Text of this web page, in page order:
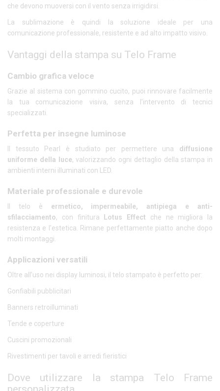
che devono muoversi con il vento senza irrigidirsi.
La sublimazione è quindi la soluzione ideale per una
comunicazione professionale, resistente e ad alto impatto visivo.
Vantaggi della stampa su Telo Frame
Cambio grafica veloce
Grazie al sistema con gommino cucito, puoi rinnovare facilmente
la tua comunicazione visiva, senza l’intervento di tecnici
specializzati.
Perfetta per insegne luminose
Il tessuto Pearl è studiato per permettere una diffusione
uniforme della luce, valorizzando ogni dettaglio della stampa in
ambienti interni illuminati con LED.
Materiale professionale e durevole
Il telo è ermetico, impermeabile, antipiega e anti-
sfilacciamento, con finitura Lotus Effect che ne migliora la
resistenza e l’estetica. Rimane perfettamente piatto anche dopo
molti montaggi.
Applicazioni versatili
Oltre all’uso nei display luminosi, il telo stampato è perfetto per:
Gonfiabili pubblicitari
Banners retroilluminati
Tende e coperture
Cuscini promozionali
Rivestimenti per tavoli e arredi fieristici
Dove utilizzare la stampa Telo Frame